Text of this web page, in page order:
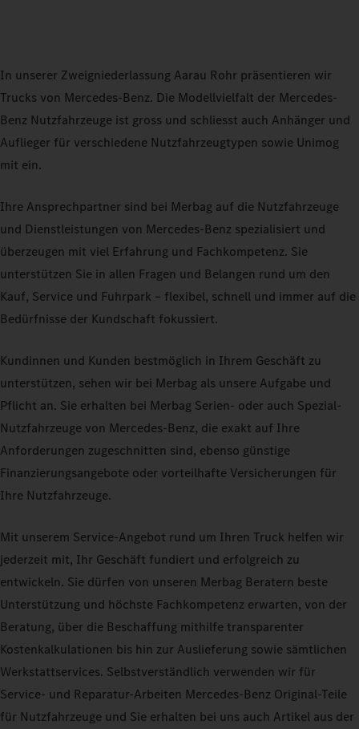
In unserer Zweigniederlassung Aarau Rohr präsentieren wir
Trucks von Mercedes-Benz. Die Modellvielfalt der Mercedes-
Benz Nutzfahrzeuge ist gross und schliesst auch Anhänger und
Auflieger für verschiedene Nutzfahrzeugtypen sowie Unimog
mit ein.
Ihre Ansprechpartner sind bei Merbag auf die Nutzfahrzeuge
und Dienstleistungen von Mercedes-Benz spezialisiert und
überzeugen mit viel Erfahrung und Fachkompetenz. Sie
unterstützen Sie in allen Fragen und Belangen rund um den
Kauf, Service und Fuhrpark – flexibel, schnell und immer auf die
Bedürfnisse der Kundschaft fokussiert.
Kundinnen und Kunden bestmöglich in Ihrem Geschäft zu
unterstützen, sehen wir bei Merbag als unsere Aufgabe und
Pflicht an. Sie erhalten bei Merbag Serien- oder auch Spezial-
Nutzfahrzeuge von Mercedes-Benz, die exakt auf Ihre
Anforderungen zugeschnitten sind, ebenso günstige
Finanzierungsangebote oder vorteilhafte Versicherungen für
Ihre Nutzfahrzeuge.
Mit unserem Service-Angebot rund um Ihren Truck helfen wir
jederzeit mit, Ihr Geschäft fundiert und erfolgreich zu
entwickeln. Sie dürfen von unseren Merbag Beratern beste
Unterstützung und höchste Fachkompetenz erwarten, von der
Beratung, über die Beschaffung mithilfe transparenter
Kostenkalkulationen bis hin zur Auslieferung sowie sämtlichen
Werkstattservices. Selbstverständlich verwenden wir für
Service- und Reparatur-Arbeiten Mercedes-Benz Original-Teile
für Nutzfahrzeuge und Sie erhalten bei uns auch Artikel aus der